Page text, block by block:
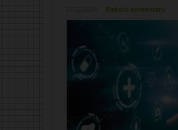
Rakstīt komentāru